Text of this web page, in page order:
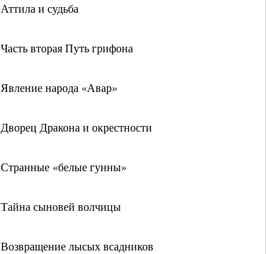
Аттила и судьба
Часть вторая Путь грифона
Явление народа «Авар»
Дворец Дракона и окрестности
Странные «белые гунны»
Тайна сыновей волчицы
Возвращение лысых всадников